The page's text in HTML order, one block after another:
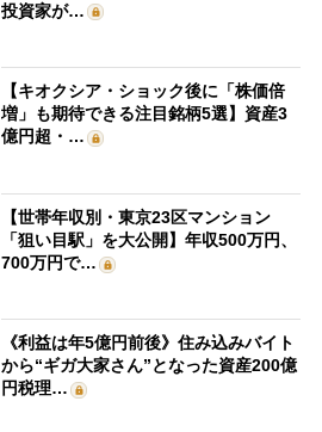
投資家が…
【キオクシア・ショック後に「株価倍
増」も期待できる注目銘柄5選】資産3
億円超・…
【世帯年収別・東京23区マンション
「狙い目駅」を大公開】年収500万円、
700万円で…
《利益は年5億円前後》住み込みバイト
から“ギガ大家さん”となった資産200億
円税理…